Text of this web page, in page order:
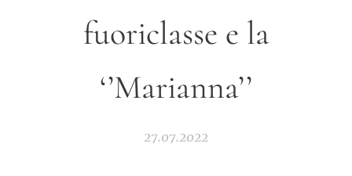
fuoriclasse e la
‘’Marianna’’
27.07.2022